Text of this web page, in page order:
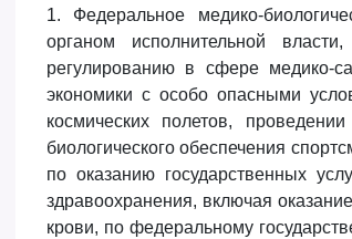
1. Федеральное медико-
органом исполнительной
регулированию в сфере медико-
экономики с особо опасными
космических полетов,
биологического обеспечения
по оказанию государственных
здравоохранения, включая
крови, по федеральному